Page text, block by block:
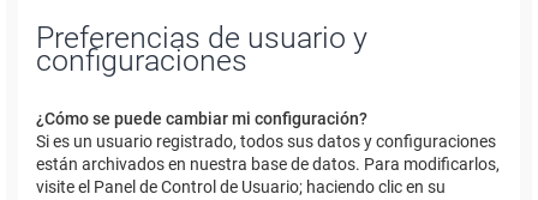
Preferencias de usuario y
configuraciones
¿Cómo se puede cambiar mi configuración?
Si es un usuario registrado, todos sus datos y configuraciones
están archivados en nuestra base de datos. Para modificarlos,
visite el Panel de Control de Usuario; haciendo clic en su